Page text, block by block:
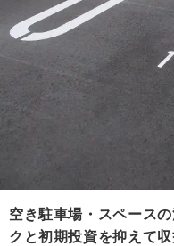
空き駐車場・スペース
クと初期投資を抑えて